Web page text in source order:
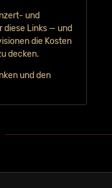
und
diese Links — und
die Kosten
decken.
und den